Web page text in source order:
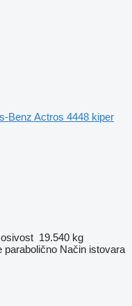
Benz Actros 4448 kiper
19.540 kg
parabolično Način istovara